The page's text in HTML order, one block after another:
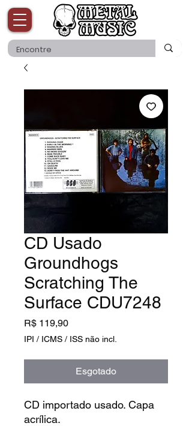
CD Usado
Groundhogs
Scratching The
Surface CDU7248
R$ 119,90Preço
IPI / ICMS / ISS não incl.
Esgotado
CD importado usado. Capa
acrílica.